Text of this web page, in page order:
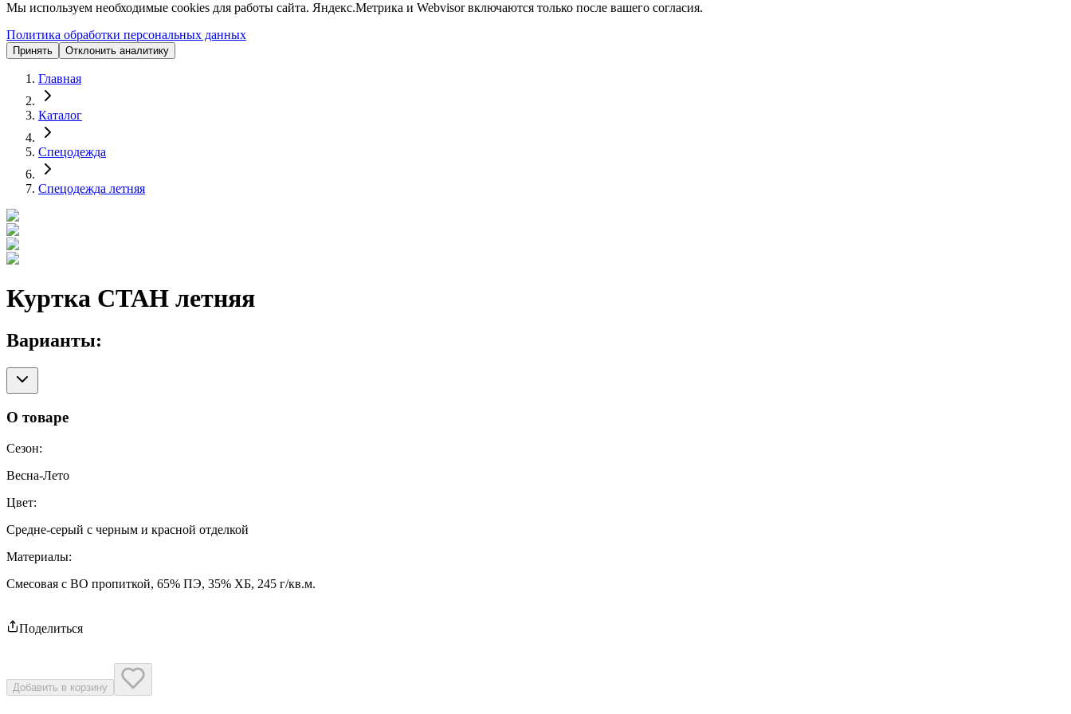
Мы используем необходимые cookies для работы сайта. Яндекс.Метрика и Webvisor включаются только после вашего согласия.
Политика обработки персональных данных
Принять Отклонить аналитику
Главная
Каталог
Спецодежда
Спецодежда летняя
Куртка СТАН летняя
Варианты:
О товаре
Сезон:
Весна-Лето
Цвет:
Средне-серый с черным и красной отделкой
Материалы:
Смесовая с ВО пропиткой, 65% ПЭ, 35% ХБ, 245 г/кв.м.
Поделиться
Добавить в корзину